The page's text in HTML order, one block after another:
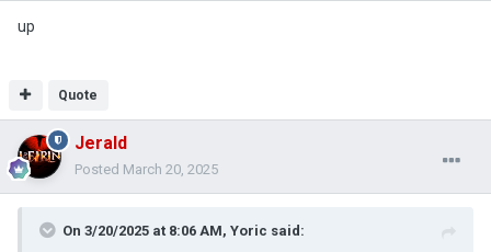
up
Quote
Jerald
Posted March 20, 2025
On 3/20/2025 at 8:06 AM, Yoric said: